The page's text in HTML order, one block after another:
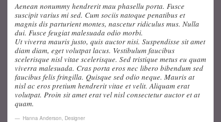
Aenean nonummy hendrerit mau phasellu porta. Fusce
suscipit varius mi sed. Cum sociis natoque penatibus et
magnis dis parturient montes, nascetur ridiculus mus. Nulla
dui. Fusce feugiat malesuada odio morbi.
Ut viverra mauris justo, quis auctor nisi. Suspendisse sit amet
diam diam, eget volutpat lacus. Vestibulum faucibus
scelerisque nisl vitae scelerisque. Sed tristique metus eu quam
viverra malesuada. Cras porta eros nec libero bibendum sed
faucibus felis fringilla. Quisque sed odio neque. Mauris at
nisl ac eros pretium hendrerit vitae et velit. Aliquam erat
volutpat. Proin sit amet erat vel nisl consectetur auctor et at
quam.
Hanna Anderson Designer